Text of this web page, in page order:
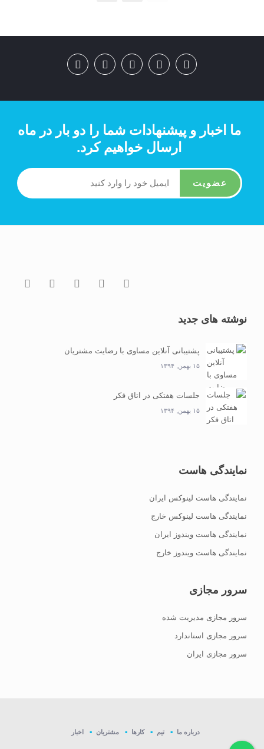
ما اخبار و پیشنهادات شما را دو بار در ماه
ارسال خواهیم کرد.
عضویت
نوشته های جدید
پشتیبانی آنلاین مساوی با رضایت مشتریان
۱۵ بهمن, ۱۳۹۴
جلسات هفتکی در اتاق فکر
۱۵ بهمن, ۱۳۹۴
نمایندگی هاست
نمایندگی هاست لینوکس ایران
نمایندگی هاست لینوکس خارج
نمایندگی هاست ویندوز ایران
نمایندگی هاست ویندوز خارج
سرور مجازی
سرور مجازی مدیریت شده
سرور مجازی استاندارد
سرور مجازی ایران
درباره ما تیم کارها مشتریان اخبار